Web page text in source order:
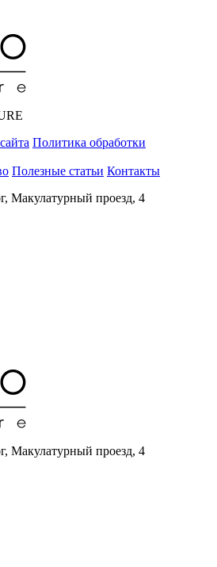
Политика обработки
Полезные статьи Контакты
Макулатурный проезд, 4
Макулатурный проезд, 4